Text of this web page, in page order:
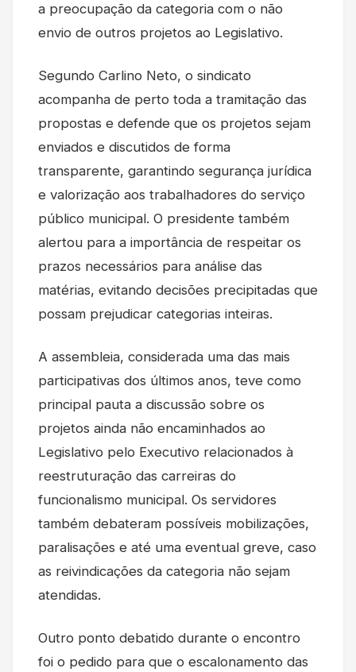
a preocupação da categoria com o não
envio de outros projetos ao Legislativo.
Segundo Carlino Neto, o sindicato
acompanha de perto toda a tramitação das
propostas e defende que os projetos sejam
enviados e discutidos de forma
transparente, garantindo segurança jurídica
e valorização aos trabalhadores do serviço
público municipal. O presidente também
alertou para a importância de respeitar os
prazos necessários para análise das
matérias, evitando decisões precipitadas que
possam prejudicar categorias inteiras.
A assembleia, considerada uma das mais
participativas dos últimos anos, teve como
principal pauta a discussão sobre os
projetos ainda não encaminhados ao
Legislativo pelo Executivo relacionados à
reestruturação das carreiras do
funcionalismo municipal. Os servidores
também debateram possíveis mobilizações,
paralisações e até uma eventual greve, caso
as reivindicações da categoria não sejam
atendidas.
Outro ponto debatido durante o encontro
foi o pedido para que o escalonamento das